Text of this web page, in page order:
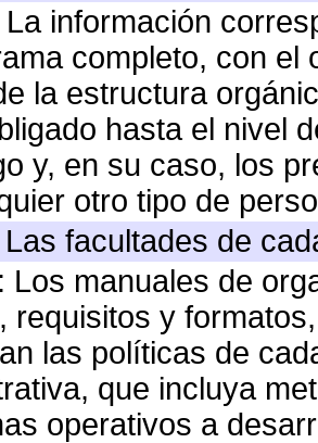
información
completo, con el
la estructura
hasta el nivel
y, en su caso, los
otro tipo de
facultades de
Los manuales de
requisitos y
las políticas de
que incluya
operativos a